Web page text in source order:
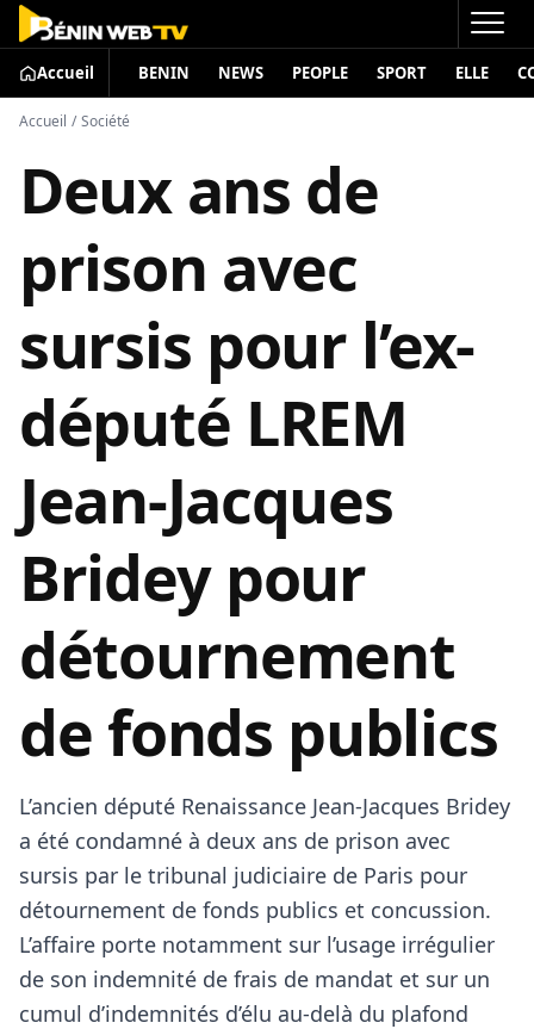
Accueil BENIN NEWS PEOPLE SPORT ELLE
Accueil / Société
Deux ans de
prison avec
sursis pour l’ex-
député LREM
Jean-Jacques
Bridey pour
détournement
de fonds publics
L’ancien député Renaissance Jean-Jacques Bridey
a été condamné à deux ans de prison avec
sursis par le tribunal judiciaire de Paris pour
détournement de fonds publics et concussion.
L’affaire porte notamment sur l’usage irrégulier
de son indemnité de frais de mandat et sur un
cumul d’indemnités d’élu au-delà du plafond